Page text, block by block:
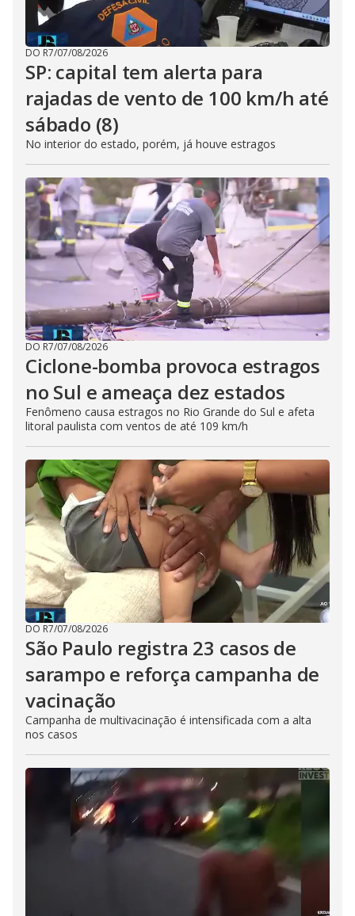
DO R7/07/08/2026
SP: capital tem alerta para
rajadas de vento de 100 km/h até
sábado (8)
No interior do estado, porém, já houve estragos
DO R7/07/08/2026
Ciclone-bomba provoca estragos
no Sul e ameaça dez estados
Fenômeno causa estragos no Rio Grande do Sul e afeta
litoral paulista com ventos de até 109 km/h
DO R7/07/08/2026
São Paulo registra 23 casos de
sarampo e reforça campanha de
vacinação
Campanha de multivacinação é intensificada com a alta
nos casos